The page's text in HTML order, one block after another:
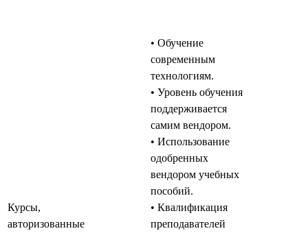
Курсы,
авторизованные
• Обучение
современным
технологиям.
• Уровень обучения
поддерживается
самим вендором.
• Использование
одобренных
вендором учебных
пособий.
• Квалификация
преподавателей